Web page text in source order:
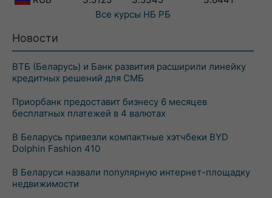
Все курсы НБ РБ
Новости
ВТБ (Беларусь) и Банк развития расширили линейку
кредитных решений для СМБ
Приорбанк предоставит бизнесу 6 месяцев
бесплатных платежей в 4 валютах
В Беларусь привезли компактные хэтчбеки BYD
Dolphin Fashion 410
В Беларуси назвали популярную интернет-площадку
недвижимости